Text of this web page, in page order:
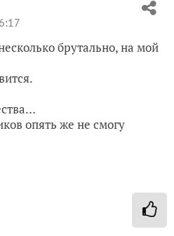
брутально, на мой
опять же не смогу